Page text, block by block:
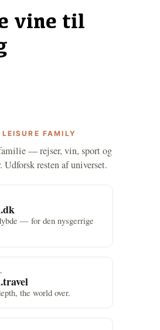
vine til
LEISURE FAMILY
— rejser, vin, sport og
Udforsk resten af universet.
— for den nysgerrige
the world over.